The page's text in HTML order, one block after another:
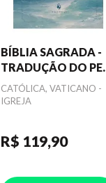
BÍBLIA SAGRADA -
TRADUÇÃO DO PE.
MANUEL DE MATOS
SOARES (CAPA MAR
Autor
CATÓLICA, VATICANO -
IGREJA
R$ 119,90